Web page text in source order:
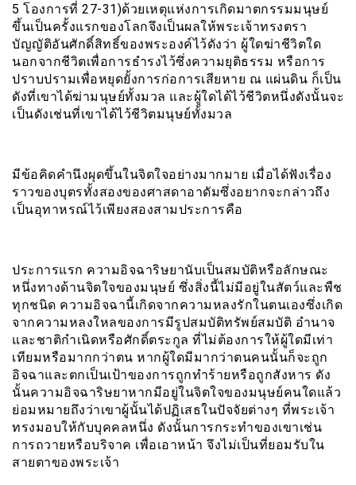
5 โองการที่ 27-31)ด้วยเหตุแห่งการเกิดมาตกรรมมนุษย์
ขึ้นเป็นครั้งแรกของโลกจึงเป็นผลให้พระเจ้าทรงตรา
บัญญัติอันศักดิ์สิทธิ์ของพระองค์ไว้ดังว่า ผู้ใดฆ่าชีวิตใด
นอกจากชีวิตเพื่อการธำรงไว้ซึ่งความยุติธรรม หรือการ
ปราบปรามเพื่อหยุดยั้งการก่อการเสียหาย ณ แผ่นดิน ก็เป็น
ดังที่เขาได้ฆ่ามนุษย์ทั้งมวล และผู้ใดได้ไว้ชีวิตหนึ่งดังนั้นจะ
เป็นดังเช่นที่เขาได้ไว้ชีวิตมนุษย์ทั้งมวล
มีข้อคิดคำนึงผุดขึ้นในจิตใจอย่างมากมาย เมื่อได้ฟังเรื่อง
ราวของบุตรทั้งสองของศาสดาอาดัมซึ่งอยากจะกล่าวถึง
เป็นอุทาหรณ์ไว้เพียงสองสามประการคือ
ประการแรก ความอิจฉาริษยานับเป็นสมบัติหรือลักษณะ
หนึ่งทางด้านจิตใจของมนุษย์ ซึ่งสิ่งนี้ไม่มีอยู่ในสัตว์และพืช
ทุกชนิด ความอิจฉานี้เกิดจากความหลงรักในตนเองซึ่งเกิด
จากความหลงใหลของการมีรูปสมบัติทรัพย์สมบัติ อำนาจ
และชาติกำเนิดหรือศักดิ์ตระกูล ที่ไม่ต้องการให้ผู้ใดมีเท่า
เทียมหรือมากกว่าตน หากผู้ใดมีมากว่าตนคนนั้นก็จะถูก
อิจฉาและตกเป็นเป้าของการถูกทำร้ายหรือถูกสังหาร ดัง
นั้นความอิจฉาริษยาหากมีอยู่ในจิตใจของมนุษย์คนใดแล้ว
ย่อมหมายถึงว่าเขาผู้นั้นได้ปฏิเสธในปัจจัยต่างๆ ที่พระเจ้า
ทรงมอบให้กับบุคคลหนึ่ง ดังนั้นการกระทำของเขาเช่น
การถวายหรือบริจาค เพื่อเอาหน้า จึงไม่เป็นที่ยอมรับใน
สายตาของพระเจ้า